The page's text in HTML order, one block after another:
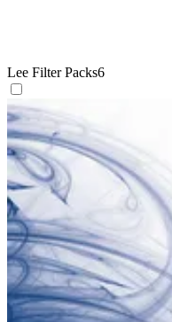
Lee Filter Packs6